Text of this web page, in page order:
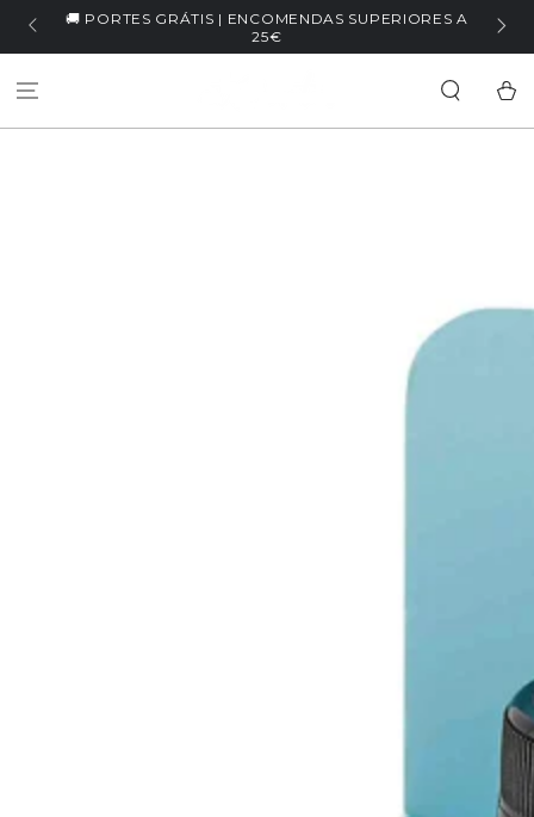
IR PARA O
CONTEÚDO🏷️ WELCOME5 | -5% NA PRIMEIRA COMPRA
A